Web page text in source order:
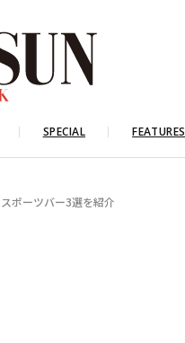
SPECIAL FEATURES
ポーツバー3選を紹介